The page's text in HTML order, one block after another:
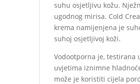
suhu osjetljivu kožu.
ugodnog mirisa. Cold
krema namijenjena je
suhoj osjetljivoj koži.
Vodootporna je, testirana
uvjetima iznimne
može je koristiti cijela